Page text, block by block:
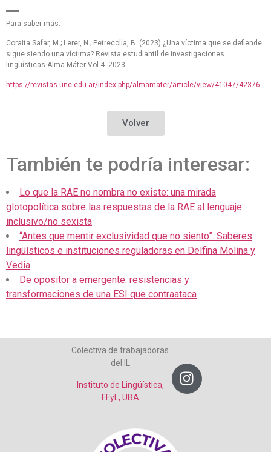
Para saber más:
Coraita Safar, M.; Lerer, N.; Petrecolla, B. (2023) ¿Una víctima que se defiende
sigue siendo una víctima? Revista estudiantil de investigaciones
lingüísticas Alma Máter Vol.4. 2023
https://revistas.unc.edu.ar/index.php/almamater/article/view/41047/42376
Volver
También te podría interesar:
Lo que la RAE no nombra no existe: una mirada
glotopolítica sobre las respuestas de la RAE al lenguaje
inclusivo/no sexista
“Antes que mentir exclusividad que no siento”. Saberes
lingüísticos e instituciones reguladoras en Delfina Molina y
Vedia
De opositor a emergente: resistencias y
transformaciones de una ESI que contraataca
Colectiva de trabajadoras
del IL
Instituto de Lingüística,
FFyL, UBA